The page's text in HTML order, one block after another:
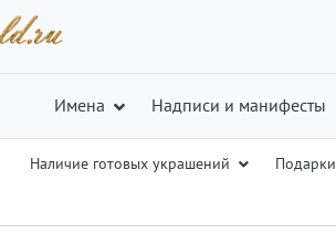
Имена Надписи и манифесты
Наличие готовых украшений Подарки